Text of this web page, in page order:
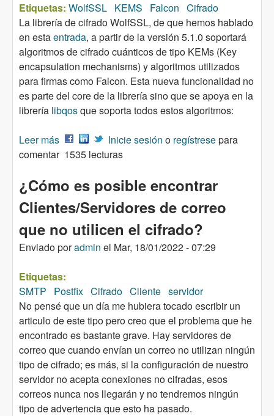
Etiquetas: WolfSSL KEMS Falcon Cifrado
La librería de cifrado WolfSSL, de que hemos hablado
en estaentrada, a partir de la versión 5.1.0 soportará
algoritmos de cifrado cuánticos de tipo KEMs (Key
encapsulation mechanisms) y algoritmos utilizados
para firmas como Falcon. Esta nueva funcionalidad no
es parte del core de la librería sino que se apoya en la
librería libqosque soporta todos estos algoritmos:
Leer más sobre La librería WolfSSL soportará algoritmos
de cifrado cuánticos desde la próxima versión
Inicie sesión o regístresepara
comentar 1535 lecturas
¿Cómo es posible encontrar
Clientes/Servidores de correo
que no utilicen el cifrado?
Enviado poradmin el Mar, 18/01/2022 - 07:29
Etiquetas:
SMTP
Postfix Cifrado Cliente servidor
No pensé que un día me hubiera tocado escribir un
articulo de este tipo pero creo que el problema que he
encontrado es bastante grave. Hay servidores de
correo que cuando envían un correo no utilizan ningún
tipo de cifrado; es más, si la configuración de nuestro
servidor no acepta conexiones no cifradas, esos
correos nunca nos llegarán y no tendremos ningún
tipo de advertencia que esto ha pasado.